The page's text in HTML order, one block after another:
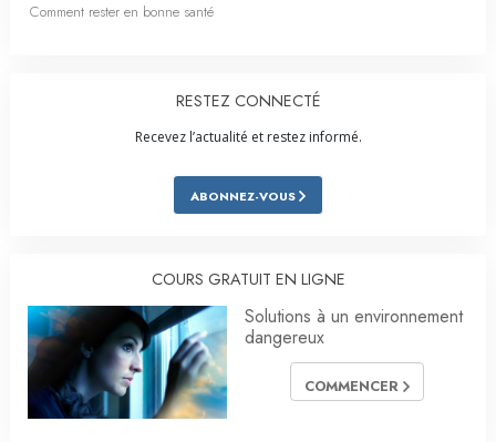
Comment rester en bonne santé
RESTEZ CONNECTÉ
Recevez l’actualité et restez informé.
ABONNEZ-VOUS
COURS GRATUIT EN LIGNE
Solutions à un environnement
dangereux
COMMENCER